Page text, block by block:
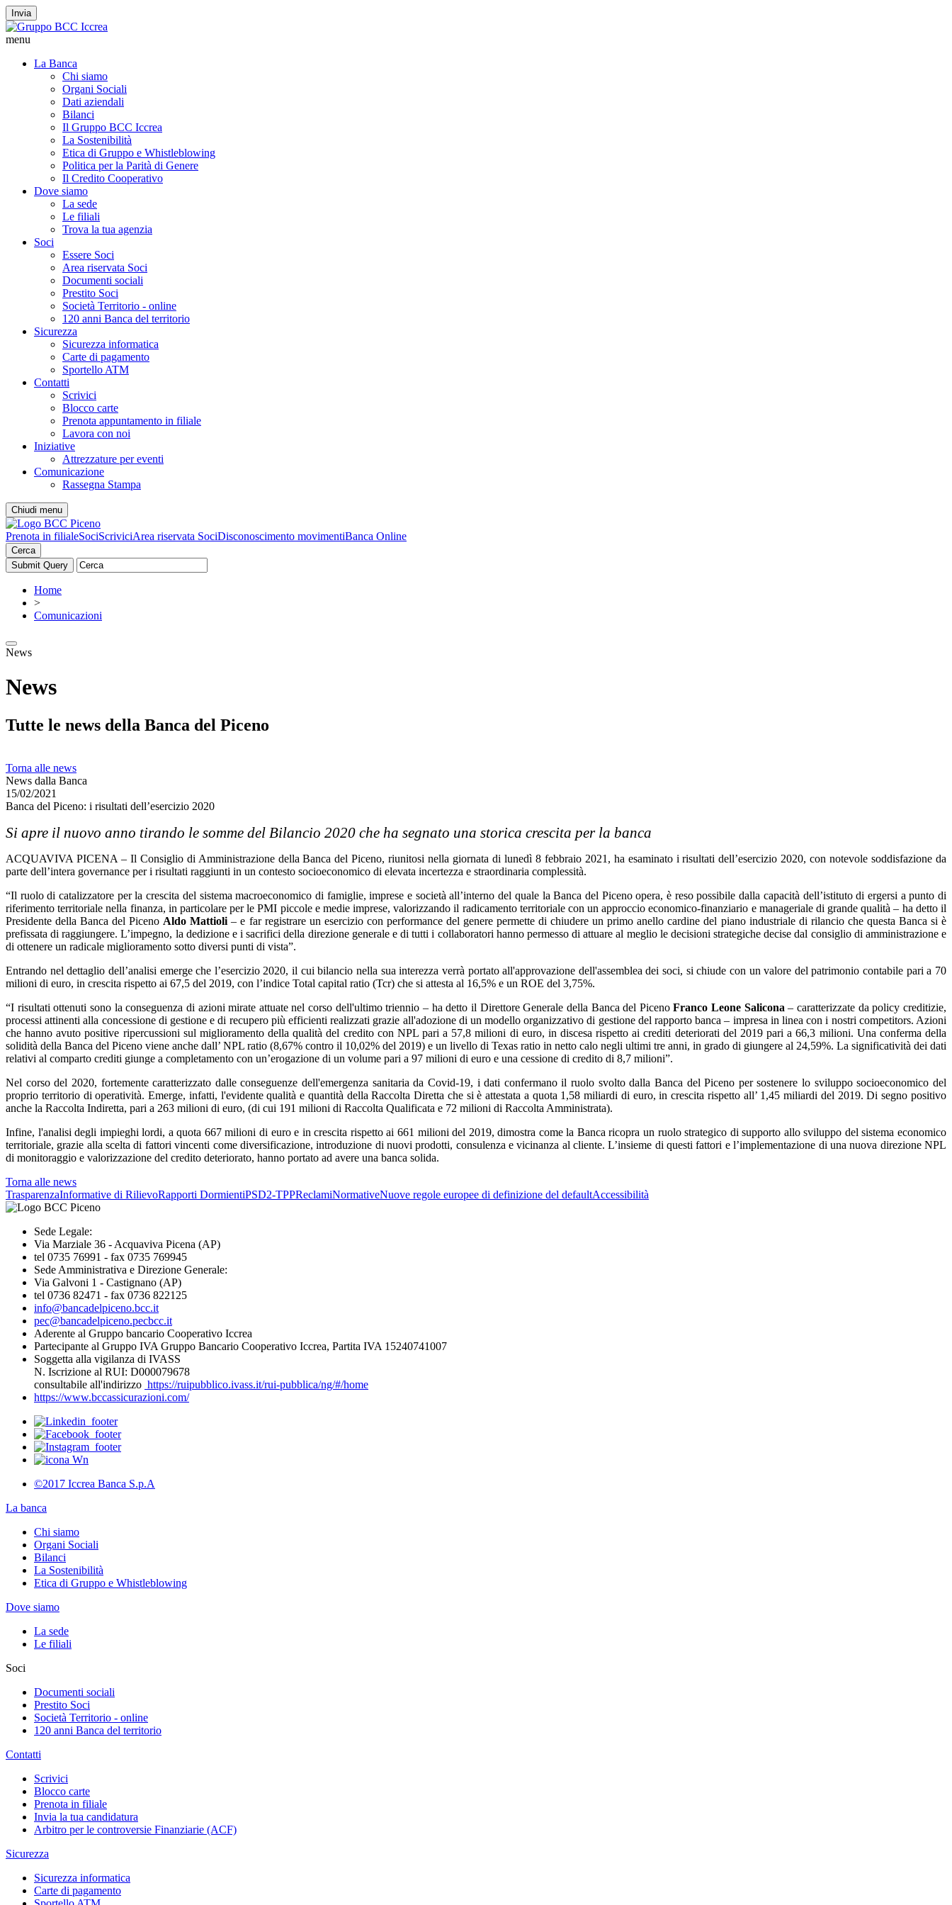
Invia
menu
La Banca
Chi siamo
Organi Sociali
Dati aziendali
Bilanci
Il Gruppo BCC Iccrea
La Sostenibilità
Etica di Gruppo e Whistleblowing
Politica per la Parità di Genere
Il Credito Cooperativo
Dove siamo
La sede
Le filiali
Trova la tua agenzia
Soci
Essere Soci
Area riservata Soci
Documenti sociali
Prestito Soci
Società Territorio - online
120 anni Banca del territorio
Sicurezza
Sicurezza informatica
Carte di pagamento
Sportello ATM
Contatti
Scrivici
Blocco carte
Prenota appuntamento in filiale
Lavora con noi
Iniziative
Attrezzature per eventi
Comunicazione
Rassegna Stampa
Chiudi menu
Prenota in filialeSociScriviciArea riservata SociDisconoscimento movimentiBanca Online
Cerca
Home
>
Comunicazioni
News
News
Tutte le news della Banca del Piceno
Torna alle news
News dalla Banca
15/02/2021
Banca del Piceno: i risultati dell’esercizio 2020
Si apre il nuovo anno tirando le somme del Bilancio 2020 che ha segnato una storica crescita per la banca
ACQUAVIVA PICENA – Il Consiglio di Amministrazione della Banca del Piceno, riunitosi nella giornata di lunedì 8 febbraio 2021, ha esaminato i risultati dell’esercizio 2020, con notevole soddisfazione da
parte dell’intera governance per i risultati raggiunti in un contesto socioeconomico di elevata incertezza e straordinaria complessità.
“Il ruolo di catalizzatore per la crescita del sistema macroeconomico di famiglie, imprese e società all’interno del quale la Banca del Piceno opera, è reso possibile dalla capacità dell’istituto di ergersi a punto di
riferimento territoriale nella finanza, in particolare per le PMI piccole e medie imprese, valorizzando il radicamento territoriale con un approccio economico-finanziario e manageriale di grande qualità – ha detto il
Presidente della Banca del Piceno Aldo Mattioli – e far registrare un esercizio con performance del genere permette di chiudere un primo anello cardine del piano industriale di rilancio che questa Banca si è
prefissata di raggiungere. L’impegno, la dedizione e i sacrifici della direzione generale e di tutti i collaboratori hanno permesso di attuare al meglio le decisioni strategiche decise dal consiglio di amministrazione e
di ottenere un radicale miglioramento sotto diversi punti di vista”.
Entrando nel dettaglio dell’analisi emerge che l’esercizio 2020, il cui bilancio nella sua interezza verrà portato all'approvazione dell'assemblea dei soci, si chiude con un valore del patrimonio contabile pari a 70
milioni di euro, in crescita rispetto ai 67,5 del 2019, con l’indice Total capital ratio (Tcr) che si attesta al 16,5% e un ROE del 3,75%.
“I risultati ottenuti sono la conseguenza di azioni mirate attuate nel corso dell'ultimo triennio – ha detto il Direttore Generale della Banca del PicenoFranco Leone Salicona – caratterizzate da policy creditizie,
processi attinenti alla concessione di gestione e di recupero più efficienti realizzati grazie all'adozione di un modello organizzativo di gestione del rapporto banca – impresa in linea con i nostri competitors. Azioni
che hanno avuto positive ripercussioni sul miglioramento della qualità del credito con NPL pari a 57,8 milioni di euro, in discesa rispetto ai crediti deteriorati del 2019 pari a 66,3 milioni. Una conferma della
solidità della Banca del Piceno viene anche dall’ NPL ratio (8,67% contro il 10,02% del 2019) e un livello di Texas ratio in netto calo negli ultimi tre anni, in grado di giungere al 24,59%. La significatività dei dati
relativi al comparto crediti giunge a completamento con un’erogazione di un volume pari a 97 milioni di euro e una cessione di credito di 8,7 milioni”.
Nel corso del 2020, fortemente caratterizzato dalle conseguenze dell'emergenza sanitaria da Covid-19, i dati confermano il ruolo svolto dalla Banca del Piceno per sostenere lo sviluppo socioeconomico del
proprio territorio di operatività. Emerge, infatti, l'evidente qualità e quantità della Raccolta Diretta che si è attestata a quota 1,58 miliardi di euro, in crescita rispetto all’ 1,45 miliardi del 2019. Di segno positivo
anche la Raccolta Indiretta, pari a 263 milioni di euro, (di cui 191 milioni di Raccolta Qualificata e 72 milioni di Raccolta Amministrata).
Infine, l'analisi degli impieghi lordi, a quota 667 milioni di euro e in crescita rispetto ai 661 milioni del 2019, dimostra come la Banca ricopra un ruolo strategico di supporto allo sviluppo del sistema economico
territoriale, grazie alla scelta di fattori vincenti come diversificazione, introduzione di nuovi prodotti, consulenza e vicinanza al cliente. L’insieme di questi fattori e l’implementazione di una nuova direzione NPL
di monitoraggio e valorizzazione del credito deteriorato, hanno portato ad avere una banca solida.
Torna alle news
TrasparenzaInformative di RilievoRapporti DormientiPSD2-TPPReclamiNormativeNuove regole europee di definizione del defaultAccessibilità
Sede Legale:
Via Marziale 36 - Acquaviva Picena (AP)
tel 0735 76991 - fax 0735 769945
Sede Amministrativa e Direzione Generale:
Via Galvoni 1 - Castignano (AP)
tel 0736 82471 - fax 0736 822125
info@bancadelpiceno.bcc.it
pec@bancadelpiceno.pecbcc.it
Aderente al Gruppo bancario Cooperativo Iccrea
Partecipante al Gruppo IVA Gruppo Bancario Cooperativo Iccrea, Partita IVA 15240741007
Soggetta alla vigilanza di IVASS
N. Iscrizione al RUI: D000079678
consultabile all'indirizzo https://ruipubblico.ivass.it/rui-pubblica/ng/#/home
https://www.bccassicurazioni.com/
©2017 Iccrea Banca S.p.A
La banca
Chi siamo
Organi Sociali
Bilanci
La Sostenibilità
Etica di Gruppo e Whistleblowing
Dove siamo
La sede
Le filiali
Soci
Documenti sociali
Prestito Soci
Società Territorio - online
120 anni Banca del territorio
Contatti
Scrivici
Blocco carte
Prenota in filiale
Invia la tua candidatura
Arbitro per le controversie Finanziarie (ACF)
Sicurezza
Sicurezza informatica
Carte di pagamento